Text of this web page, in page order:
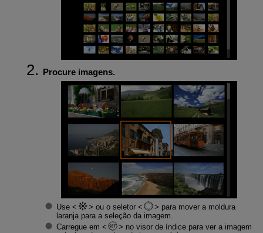
Procure imagens.
Use ou o seletor
para mover a moldura
laranja para a seleção da imagem.
Carregue em
no visor de índice para ver a imagem